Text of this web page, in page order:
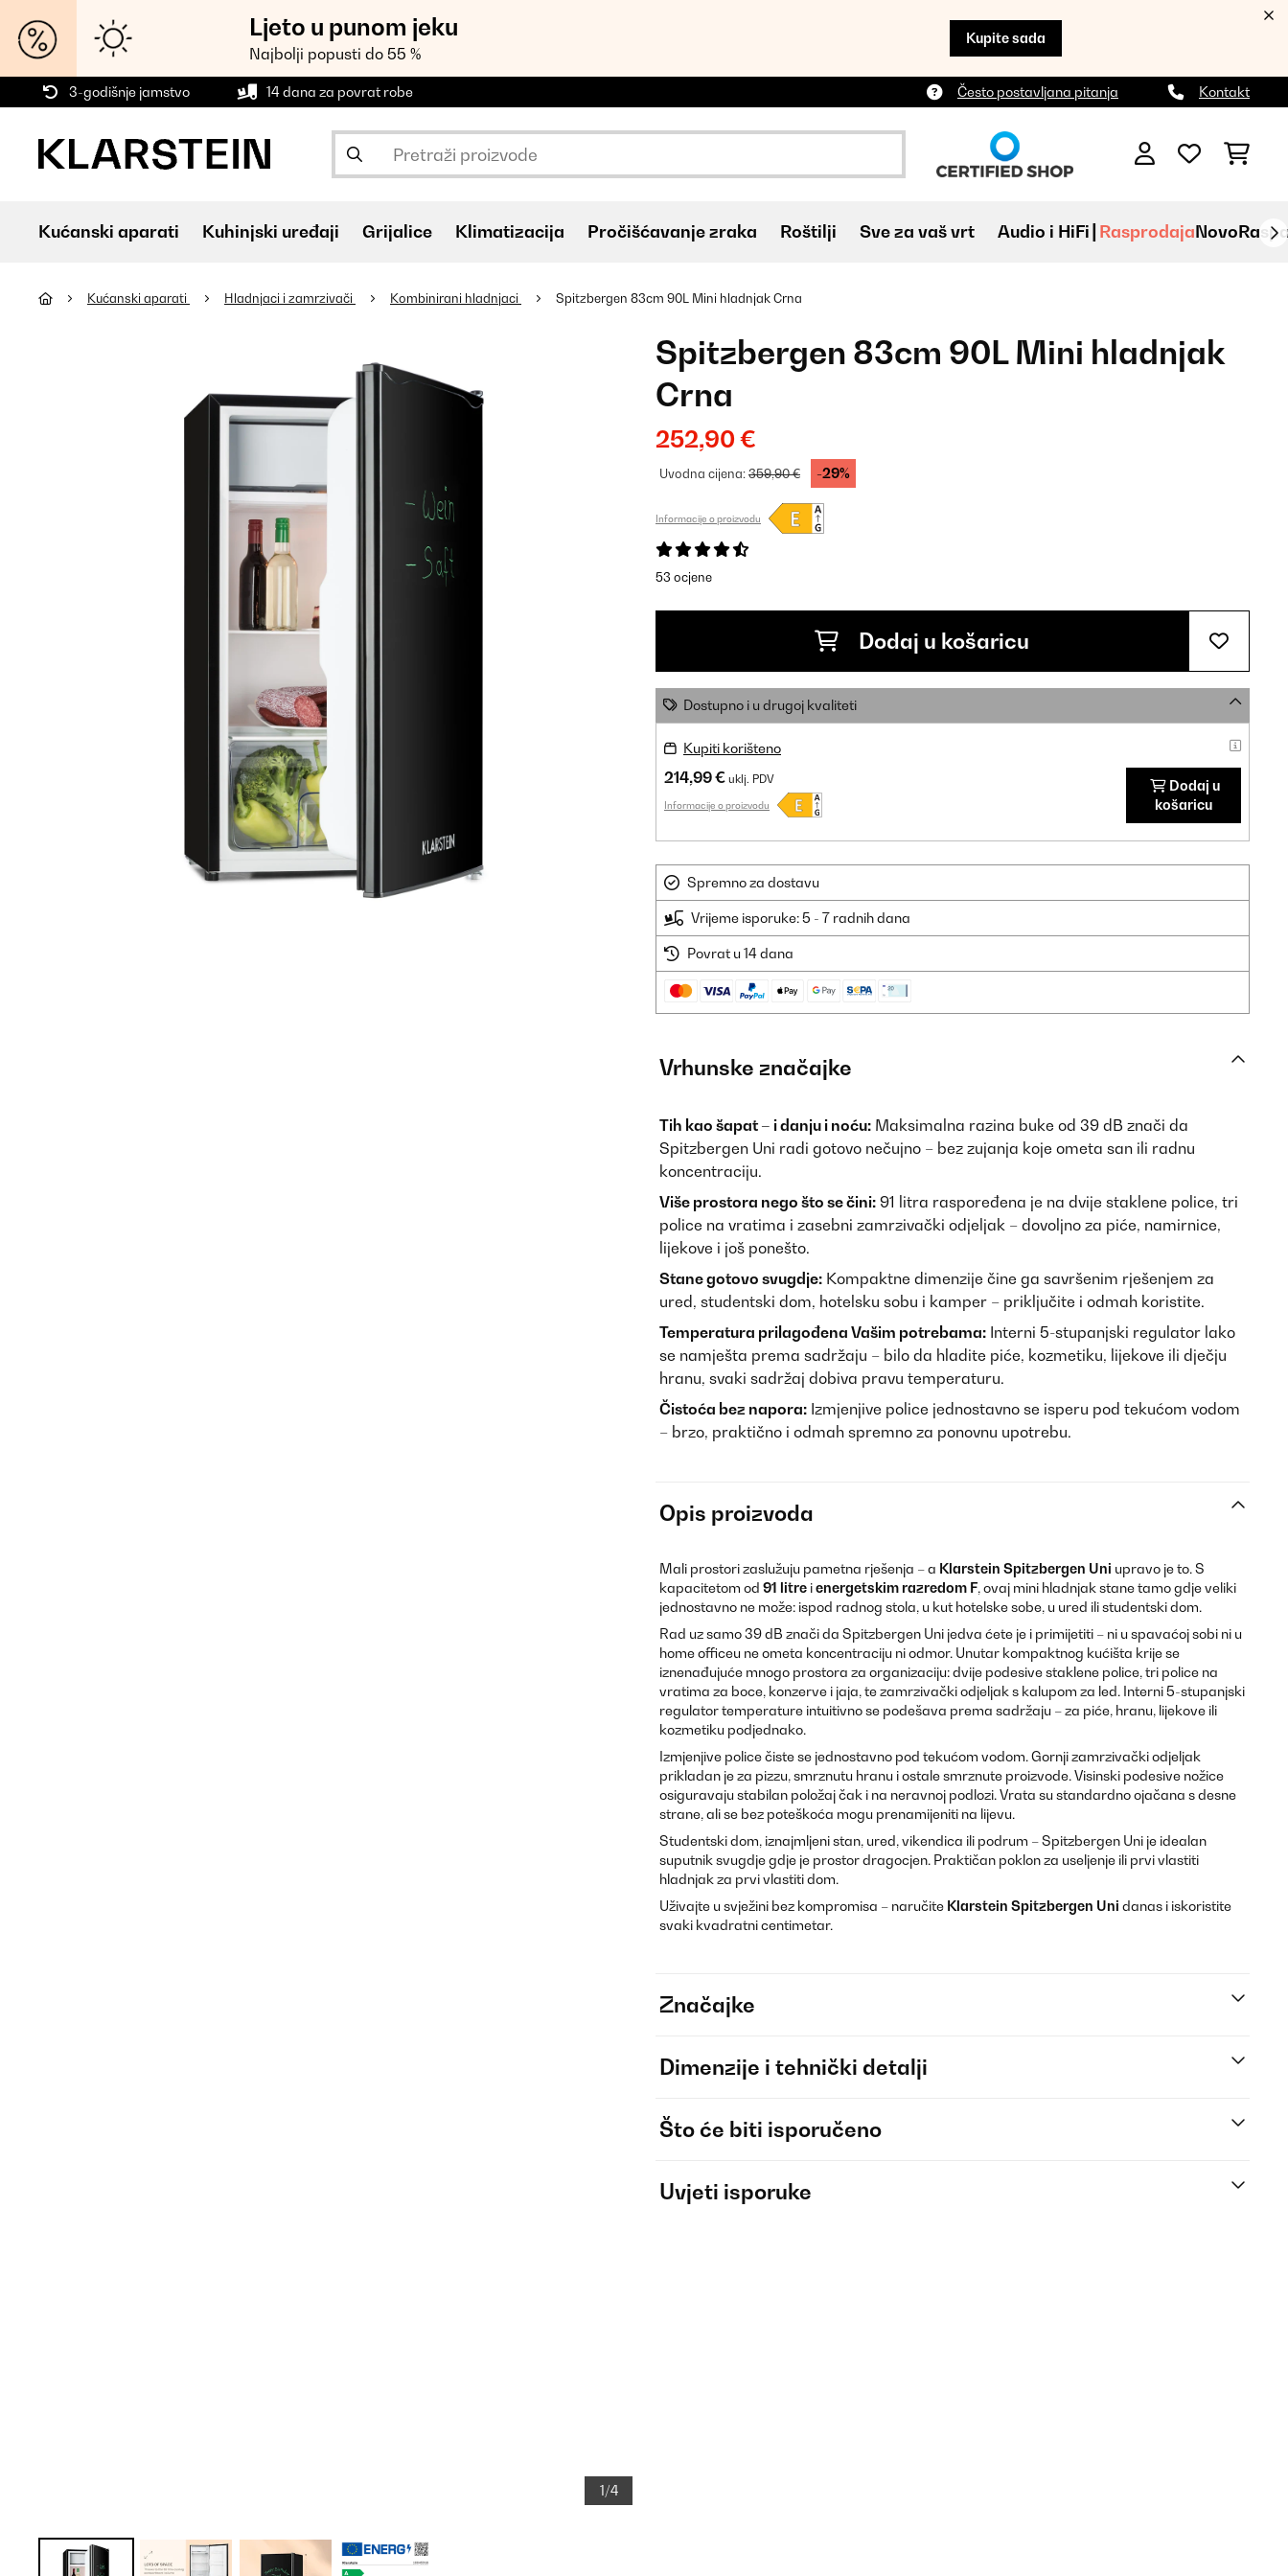
Ljeto u punom jeku
Najbolji popusti do 55 %
Kupite sada
3-godišnje jamstvo 14 dana za povrat robe Često postavljana pitanja Kontakt
Kućanski aparati Kuhinjski uređaji Grijalice Klimatizacija Pročišćavanje zraka Roštilji Sve za vaš vrt Audio i HiFi RasprodajaNovo
Kućanski aparati Hladnjaci i zamrzivači Kombinirani hladnjaci Spitzbergen 83cm 90L Mini hladnjak Crna
1/4
Spitzbergen 83cm 90L Mini hladnjak
Crna
252,90 €
Uvodna cijena:359,90 € -29%
Informacije o proizvodu
53 ocjene
Dodaj u košaricu
Dostupno i u drugoj kvaliteti
Kupiti korišteno
214,99 € uklj. PDV
Informacije o proizvodu
Dodaj u
košaricu
Spremno za dostavu
Vrijeme isporuke: 5 - 7 radnih dana
Povrat u 14 dana
Vrhunske značajke
Tih kao šapat – i danju i noću: Maksimalna razina buke od 39 dB znači da
Spitzbergen Uni radi gotovo nečujno – bez zujanja koje ometa san ili radnu
koncentraciju.
Više prostora nego što se čini: 91 litra raspoređena je na dvije staklene police, tri
police na vratima i zasebni zamrzivački odjeljak – dovoljno za piće, namirnice,
lijekove i još ponešto.
Stane gotovo svugdje: Kompaktne dimenzije čine ga savršenim rješenjem za
ured, studentski dom, hotelsku sobu i kamper – priključite i odmah koristite.
Temperatura prilagođena Vašim potrebama: Interni 5-stupanjski regulator lako
se namješta prema sadržaju – bilo da hladite piće, kozmetiku, lijekove ili dječju
hranu, svaki sadržaj dobiva pravu temperaturu.
Čistoća bez napora: Izmjenjive police jednostavno se isperu pod tekućom vodom
– brzo, praktično i odmah spremno za ponovnu upotrebu.
Opis proizvoda
Mali prostori zaslužuju pametna rješenja – a Klarstein Spitzbergen Uni upravo je to. S
kapacitetom od 91 litre ienergetskim razredom F, ovaj mini hladnjak stane tamo gdje veliki
jednostavno ne može: ispod radnog stola, u kut hotelske sobe, u ured ili studentski dom.
Rad uz samo 39 dB znači da Spitzbergen Uni jedva ćete je i primijetiti – ni u spavaćoj sobi ni u
home officeu ne ometa koncentraciju ni odmor. Unutar kompaktnog kućišta krije se
iznenađujuće mnogo prostora za organizaciju: dvije podesive staklene police, tri police na
vratima za boce, konzerve i jaja, te zamrzivački odjeljak s kalupom za led. Interni 5-stupanjski
regulator temperature intuitivno se podešava prema sadržaju – za piće, hranu, lijekove ili
kozmetiku podjednako.
Izmjenjive police čiste se jednostavno pod tekućom vodom. Gornji zamrzivački odjeljak
prikladan je za pizzu, smrznutu hranu i ostale smrznute proizvode. Visinski podesive nožice
osiguravaju stabilan položaj čak i na neravnoj podlozi. Vrata su standardno ojačana s desne
strane, ali se bez poteškoća mogu prenamijeniti na lijevu.
Studentski dom, iznajmljeni stan, ured, vikendica ili podrum – Spitzbergen Uni je idealan
suputnik svugdje gdje je prostor dragocjen. Praktičan poklon za useljenje ili prvi vlastiti
hladnjak za prvi vlastiti dom.
Uživajte u svježini bez kompromisa – naručite Klarstein Spitzbergen Uni danas i iskoristite
svaki kvadratni centimetar.
Značajke
Dimenzije i tehnički detalji
Što će biti isporučeno
Uvjeti isporuke